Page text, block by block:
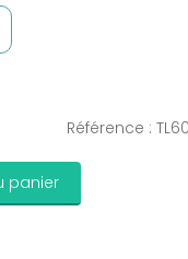
Référence :
panier